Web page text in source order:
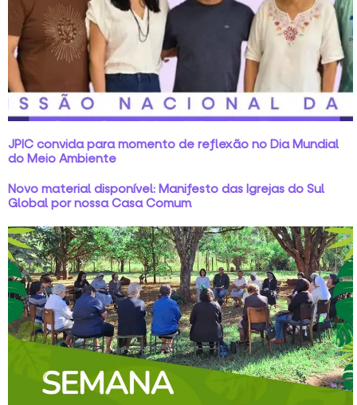
JPIC convida para momento de reflexão no Dia Mundial
do Meio Ambiente
Novo material disponível: Manifesto das Igrejas do Sul
Global por nossa Casa Comum